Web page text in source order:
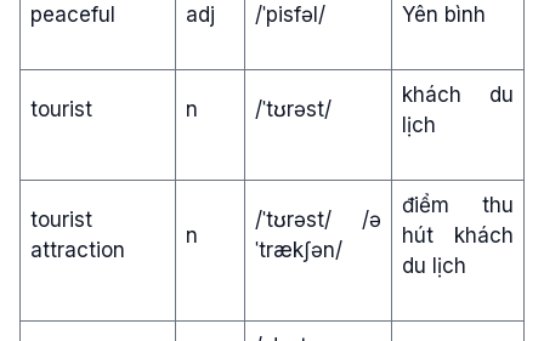
peaceful adj /ˈpisfəl/ Yên bình
tourist n /ˈtʊrəst/
khách du
lịch
tourist
attraction
n
/ˈtʊrəst/ /ə
ˈtrækʃən/
điểm thu
hút khách
du lịch